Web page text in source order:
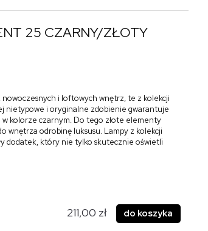
25 CZARNY/ZŁOTY
i loftowych wnętrz, te z kolekcji
nietypowe i oryginalne zdobienie gwarantuje
kolorze czarnym. Do tego złote elementy
wnętrza odrobinę luksusu. Lampy z kolekcji
dodatek, który nie tylko skutecznie oświetli
211,00 zł do koszyka